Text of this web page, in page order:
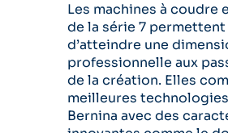
Les machines à coudre
de la série 7 permettent
d’atteindre une
professionnelle aux
de la création. Elles
meilleures
Bernina avec des